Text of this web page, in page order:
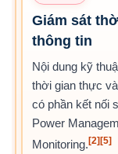
Giám sát
thông tin
Nội dung kỹ
thời gian thực
có phần kết nối
Power
Monitoring. [2] [5]